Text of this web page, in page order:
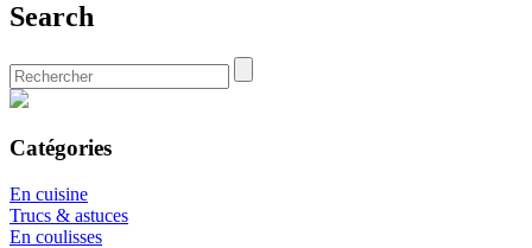
Search
Catégories
En cuisine
Trucs & astuces
En coulisses